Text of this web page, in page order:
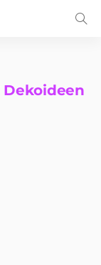
Dekoideen